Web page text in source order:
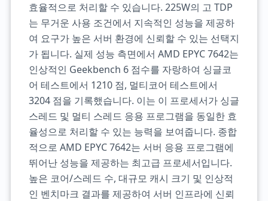
효율적으로 처리할 수 있습니다. 225W의 고 TDP
는 무거운 사용 조건에서 지속적인 성능을 제공하
여 요구가 높은 서버 환경에 신뢰할 수 있는 선택지
가 됩니다. 실제 성능 측면에서 AMD EPYC 7642는
인상적인 Geekbench 6 점수를 자랑하여 싱글코
어 테스트에서 1210 점, 멀티코어 테스트에서
3204 점을 기록했습니다. 이는 이 프로세서가 싱글
스레드 및 멀티 스레드 응용 프로그램을 동일한 효
율성으로 처리할 수 있는 능력을 보여줍니다. 종합
적으로 AMD EPYC 7642는 서버 응용 프로그램에
뛰어난 성능을 제공하는 최고급 프로세서입니다.
높은 코어/스레드 수, 대규모 캐시 크기 및 인상적
인 벤치마크 결과를 제공하여 서버 인프라에 신뢰